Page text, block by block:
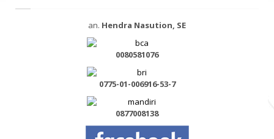
an. Hendra Nasution, SE
0080581076
0775-01-006916-53-7
0877008138